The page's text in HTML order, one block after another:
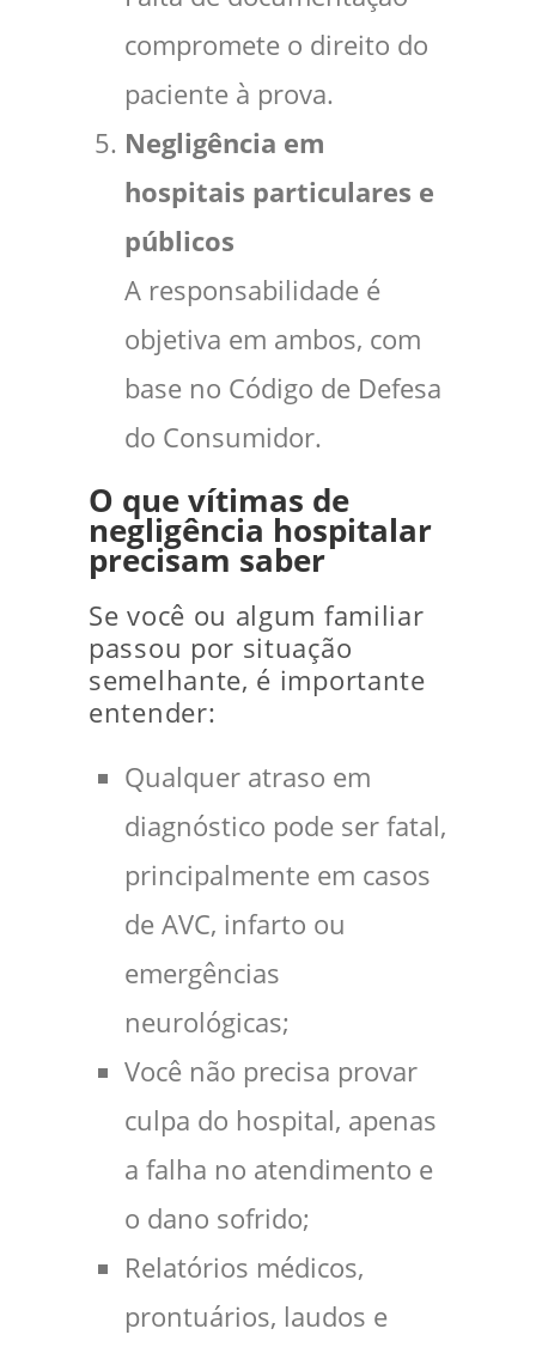
compromete o direito do
paciente à prova.
Negligência em
hospitais particulares e
públicos
A responsabilidade é
objetiva em ambos, com
base no Código de Defesa
do Consumidor.
O que vítimas de
negligência hospitalar
precisam saber
Se você ou algum familiar
passou por situação
semelhante, é importante
entender:
Qualquer atraso em
diagnóstico pode ser fatal,
principalmente em casos
de AVC, infarto ou
emergências
neurológicas;
Você não precisa provar
culpa do hospital, apenas
a falha no atendimento e
o dano sofrido;
Relatórios médicos,
prontuários, laudos e